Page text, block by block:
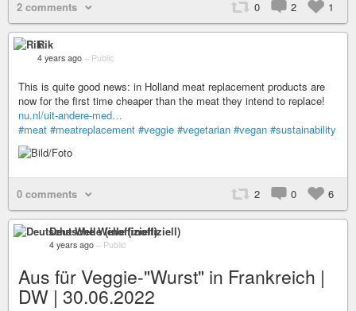
2 comments 0 2 1
Rik
4 years ago – Public
This is quite good news: in Holland meat replacement products are
now for the first time cheaper than the meat they intend to replace!
nu.nl/uit-andere-med…
#meat #meatreplacement #veggie #vegetarian #vegan #sustainability
0 comments 2 0 6
Deutsche Welle (inoffiziell)
4 years ago – Public
Aus für Veggie-"Wurst" in Frankreich |
DW | 30.06.2022